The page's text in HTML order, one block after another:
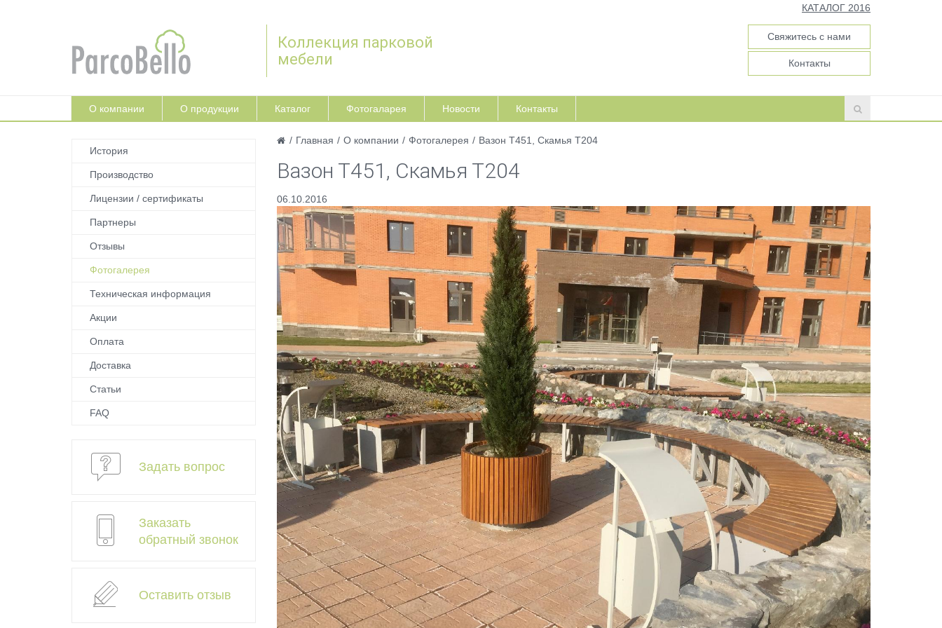
КАТАЛОГ 2016
Коллекция парковой
мебели
Свяжитесь с нами
Контакты
О компании О продукции Каталог Фотогаларея Новости Контакты
/ Главная / О компании / Фотогалерея / Вазон Т451, Скамья Т204
Вазон Т451, Скамья Т204
06.10.2016
История
Производство
Лицензии / сертификаты
Партнеры
Отзывы
Фотогалерея
Техническая информация
Акции
Оплата
Доставка
Статьи
FAQ
Задать вопрос
Заказать
обратный звонок
Оставить отзыв